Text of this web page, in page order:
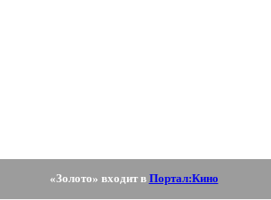
«Золото» входит в Портал:Кино